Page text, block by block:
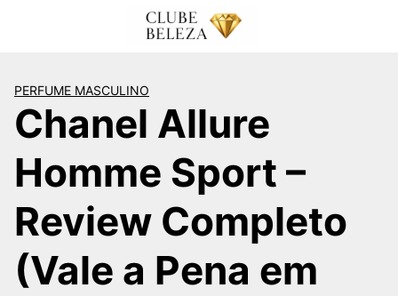
PERFUME MASCULINO
Chanel Allure
Homme Sport –
Review Completo
(Vale a Pena em